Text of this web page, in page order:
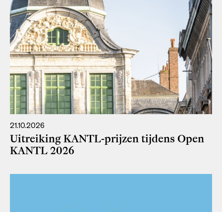
21.10.2026
Uitreiking KANTL-prijzen tijdens Open
KANTL 2026